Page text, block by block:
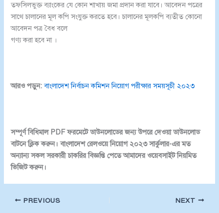
তফসিলভুক্ত ব্যাংকের যে কোন শাখায় জমা প্রদান করা যাবে। আবেদন পত্রের
সাথে চালানের মূল কপি সংযুক্ত করতে হবে। চালানের মূলকপি ব্যতীত কোনো
আবেদন পত্র বৈধ বলে
গণ্য করা হবে না ।
আরও পড়ুন: বাংলাদেশ নির্বাচন কমিশন নিয়োগ পরীক্ষার সময়সূচী ২০২৩
সম্পূর্ণ বিধিমাল PDF ফরমেটে ডাউনলোডের জন্য উপরে দেওয়া ডাউনলোড
বাটনে ক্লিক করুন। বাংলাদেশ রেলওয়ে নিয়োগ ২০২৩ সার্কুলার-এর মত
অন্যান্য সকল সরকারী চাকরির বিজ্ঞপ্তি পেতে আমাদের ওয়েবসাইট নিয়মিত
ভিজিট করুন।
PREVIOUS NEXT